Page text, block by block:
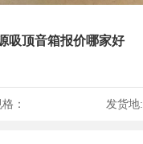
吸顶音箱报价哪家好
： 发货地: